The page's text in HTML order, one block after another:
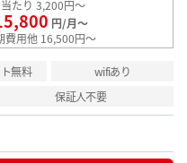
たり 3,200円～
円/月～
費用他 16,500円～
無料
wifiあり
保証人不要